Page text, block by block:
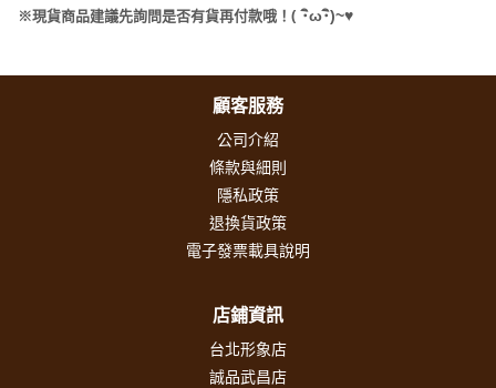
※現貨商品建議先詢問是否有貨再付款哦！ (･ω･)~♥
顧客服務
公司介紹
條款與細則
隱私政策
退換貨政策
電子發票載具說明
店鋪資訊
台北形象店
誠品武昌店